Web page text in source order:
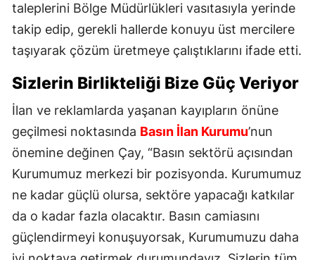
taleplerini Bölge Müdürlükleri vasıtasıyla yerinde
takip edip, gerekli hallerde konuyu üst mercilere
taşıyarak çözüm üretmeye çalıştıklarını ifade etti.
Sizlerin Birlikteliği Bize Güç Veriyor
İlan ve reklamlarda yaşanan kayıpların önüne
geçilmesi noktasında Basın İlan Kurumu’nun
önemine değinen Çay, “Basın sektörü açısından
Kurumumuz merkezi bir pozisyonda. Kurumumuz
ne kadar güçlü olursa, sektöre yapacağı katkılar
da o kadar fazla olacaktır. Basın camiasını
güçlendirmeyi konuşuyorsak, Kurumumuzu daha